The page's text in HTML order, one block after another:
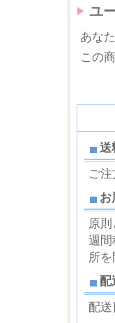
ユ
あな
この
送
ご
お
原
週間
所
配
配送